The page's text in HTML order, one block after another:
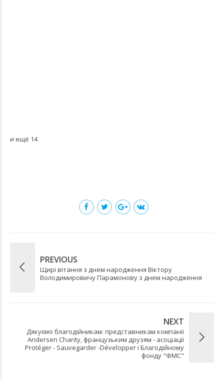
и ещё 14
PREVIOUS
Щирі вітання з днем народження Віктору
Володимировичу Парамонову з днем народження
NEXT
Дякуємо благодійникам: представникам компанії
Andersen Charity, французьким друзям - асоціації
Protéger - Sauvegarder -Développer і Благодійному
фонду "ФМС"